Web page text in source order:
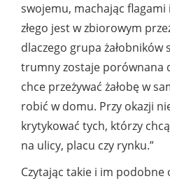
swojemu, machając flagami
złego jest w zbiorowym
dlaczego grupa żałobników
trumny zostaje porównana
chce przeżywać żałobę w
robić w domu. Przy okazji
krytykować tych, którzy
na ulicy, placu czy rynku.”
Czytając takie i im podobne